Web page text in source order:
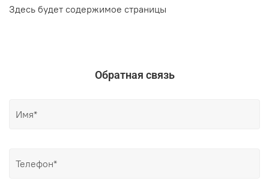
Здесь будет содержимое страницы
Обратная связь